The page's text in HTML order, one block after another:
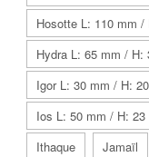
Hosotte L: 110 mm /
Hydra L: 65 mm / H:
Igor L: 30 mm / H:
Ios L: 50 mm / H: 23
Ithaque
Jamaïl